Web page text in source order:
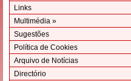
Links
Multimédia »
Sugestões
Política de Cookies
Arquivo de Notícias
Directório